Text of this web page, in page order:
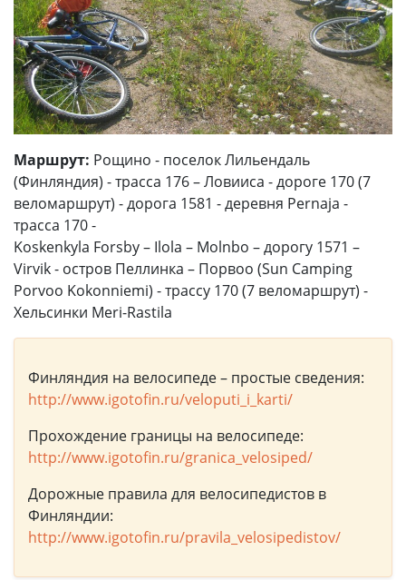
Маршрут: Рощино - поселок Лильендаль
(Финляндия) - трасса 176 – Ловииса - дороге 170 (7
веломаршрут) - дорога 1581 - деревня Pernaja -
трасса 170 -
Koskenkyla Forsby – Ilola – Molnbо – дорогу 1571 –
Virvik - остров Пеллинка – Порвоо (Sun Camping
Porvoo Kokonniemi) - трассу 170 (7 веломаршрут) -
Хельсинки Meri-Rastila
Финляндия на велосипеде – простые сведения:
http://www.igotofin.ru/veloputi_i_karti/
Прохождение границы на велосипеде:
http://www.igotofin.ru/granica_velosiped/
Дорожные правила для велосипедистов в
Финляндии:
http://www.igotofin.ru/pravila_velosipedistov/